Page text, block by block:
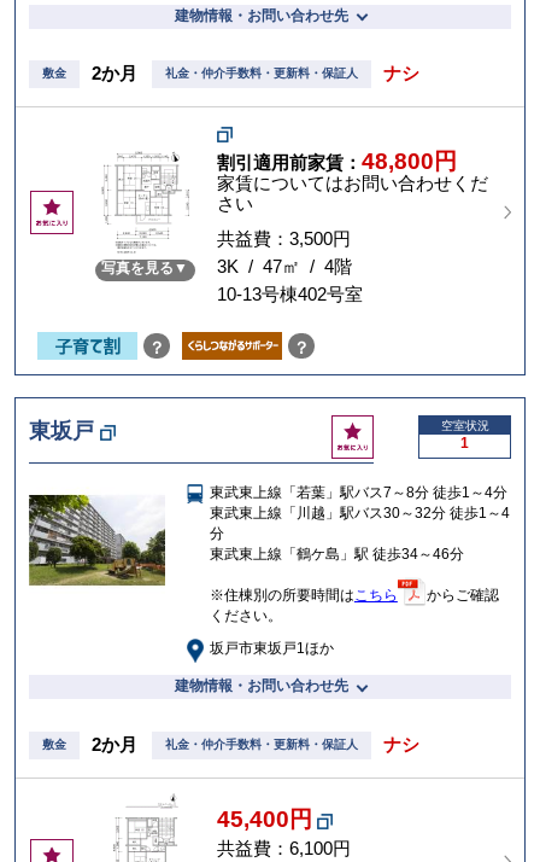
建物情報・お問い合わせ先
敷金 2か月 礼金・仲介手数料・更新料・保証人 ナシ
お
気
写真を見る
割引適用前家賃：48,800円
家賃についてはお問い合わせくだ
さい
共益費：3,500円
3K / 47㎡ / 4階
10-13号棟402号室
？ ？
東坂戸
お
気
入
り
空室状況
1
東武東上線「若葉」駅バス7～8分 徒歩1～4分
東武東上線「川越」駅バス30～32分 徒歩1～4
分
東武東上線「鶴ケ島」駅 徒歩34～46分
※住棟別の所要時間はこちら
からご確認
ください。
坂戸市東坂戸1ほか
建物情報・お問い合わせ先
敷金 2か月 礼金・仲介手数料・更新料・保証人 ナシ
お
45,400円
共益費：6,100円